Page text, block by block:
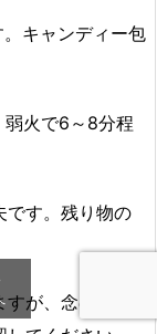
キャンディー包
弱火で6～8分程
す。 残り物の
が、念のため